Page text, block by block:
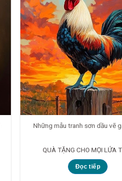
Những mẫu tranh sơn dầu vẽ
QUÀ TẶNG CHO MỌI LỨA
Đọc tiếp